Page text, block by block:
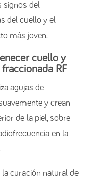
signos del
del cuello y el
más joven.
cuello y
RF
agujas de
y crean
de la piel, sobre
en la
curación natural de